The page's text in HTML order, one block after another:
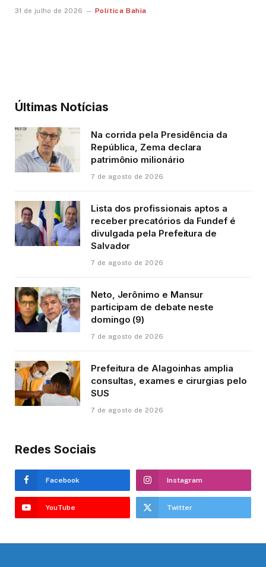
31 de julho de 2026 Política Bahia
Últimas Notícias
Na corrida pela Presidência da
República, Zema declara
patrimônio milionário
7 de agosto de 2026
Lista dos profissionais aptos a
receber precatórios da Fundef é
divulgada pela Prefeitura de
Salvador
7 de agosto de 2026
Neto, Jerônimo e Mansur
participam de debate neste
domingo (9)
7 de agosto de 2026
Prefeitura de Alagoinhas amplia
consultas, exames e cirurgias pelo
SUS
7 de agosto de 2026
Redes Sociais
Facebook Instagram
YouTube Twitter